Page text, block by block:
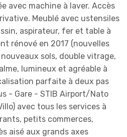
avec machine à laver. Accès
Meublé avec ustensiles
aspirateur, fer et table à
rénové en 2017 (nouvelles
sols, double vitrage,
lumineux et agréable à
parfaite à deux pas
- Gare - STIB Airport/Nato
avec tous les services à
petits commerces,
aisé aux grands axes